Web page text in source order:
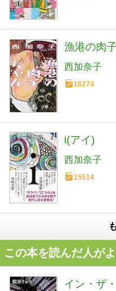
漁港の肉
西加奈子
16274
i(アイ)
西加奈子
15514
この本を読んだ人が
イン・ザ